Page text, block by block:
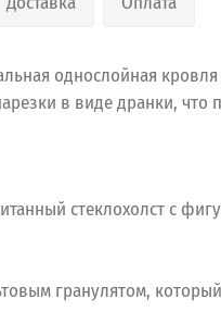
однослойная
в виде дранки,
стеклохолст с
гранулятом,